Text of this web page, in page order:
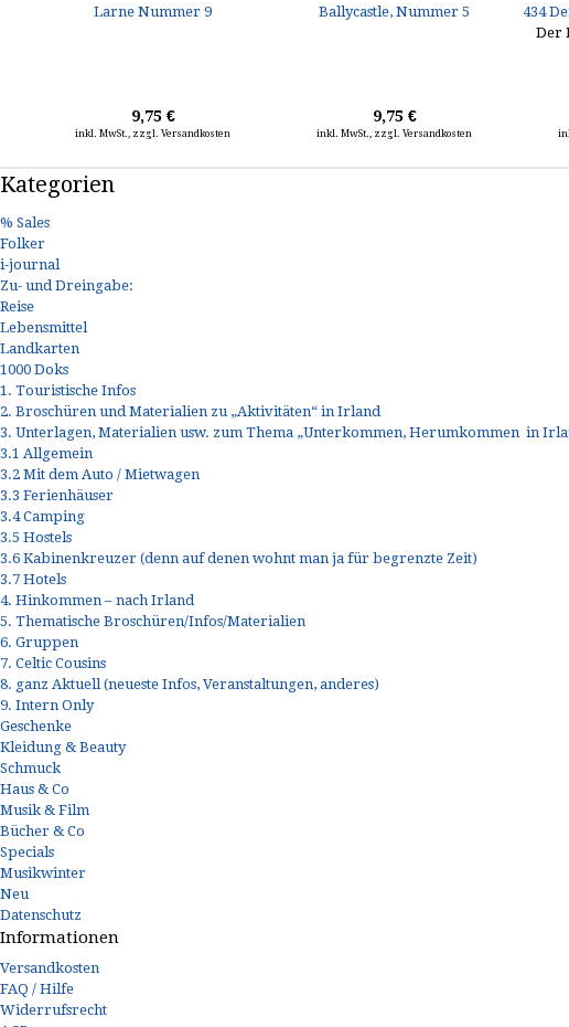
Larne Nummer 9
9,75 €
inkl. MwSt., zzgl. Versandkosten
Ballycastle, Nummer 5
9,75 €
inkl. MwSt., zzgl. Versandkosten
434
Der
Kategorien
% Sales
Folker
i-journal
Zu- und Dreingabe:
Reise
Lebensmittel
Landkarten
1000 Doks
1. Touristische Infos
2. Broschüren und Materialien zu „Aktivitäten“ in Irland
3. Unterlagen, Materialien usw. zum Thema „Unterkommen, Herumkommen in
3.1 Allgemein
3.2 Mit dem Auto / Mietwagen
3.3 Ferienhäuser
3.4 Camping
3.5 Hostels
3.6 Kabinenkreuzer (denn auf denen wohnt man ja für begrenzte Zeit)
3.7 Hotels
4. Hinkommen – nach Irland
5. Thematische Broschüren/Infos/Materialien
6. Gruppen
7. Celtic Cousins
8. ganz Aktuell (neueste Infos, Veranstaltungen, anderes)
9. Intern Only
Geschenke
Kleidung & Beauty
Schmuck
Haus & Co
Musik & Film
Bücher & Co
Specials
Musikwinter
Neu
Datenschutz
Informationen
Versandkosten
FAQ / Hilfe
Widerrufsrecht